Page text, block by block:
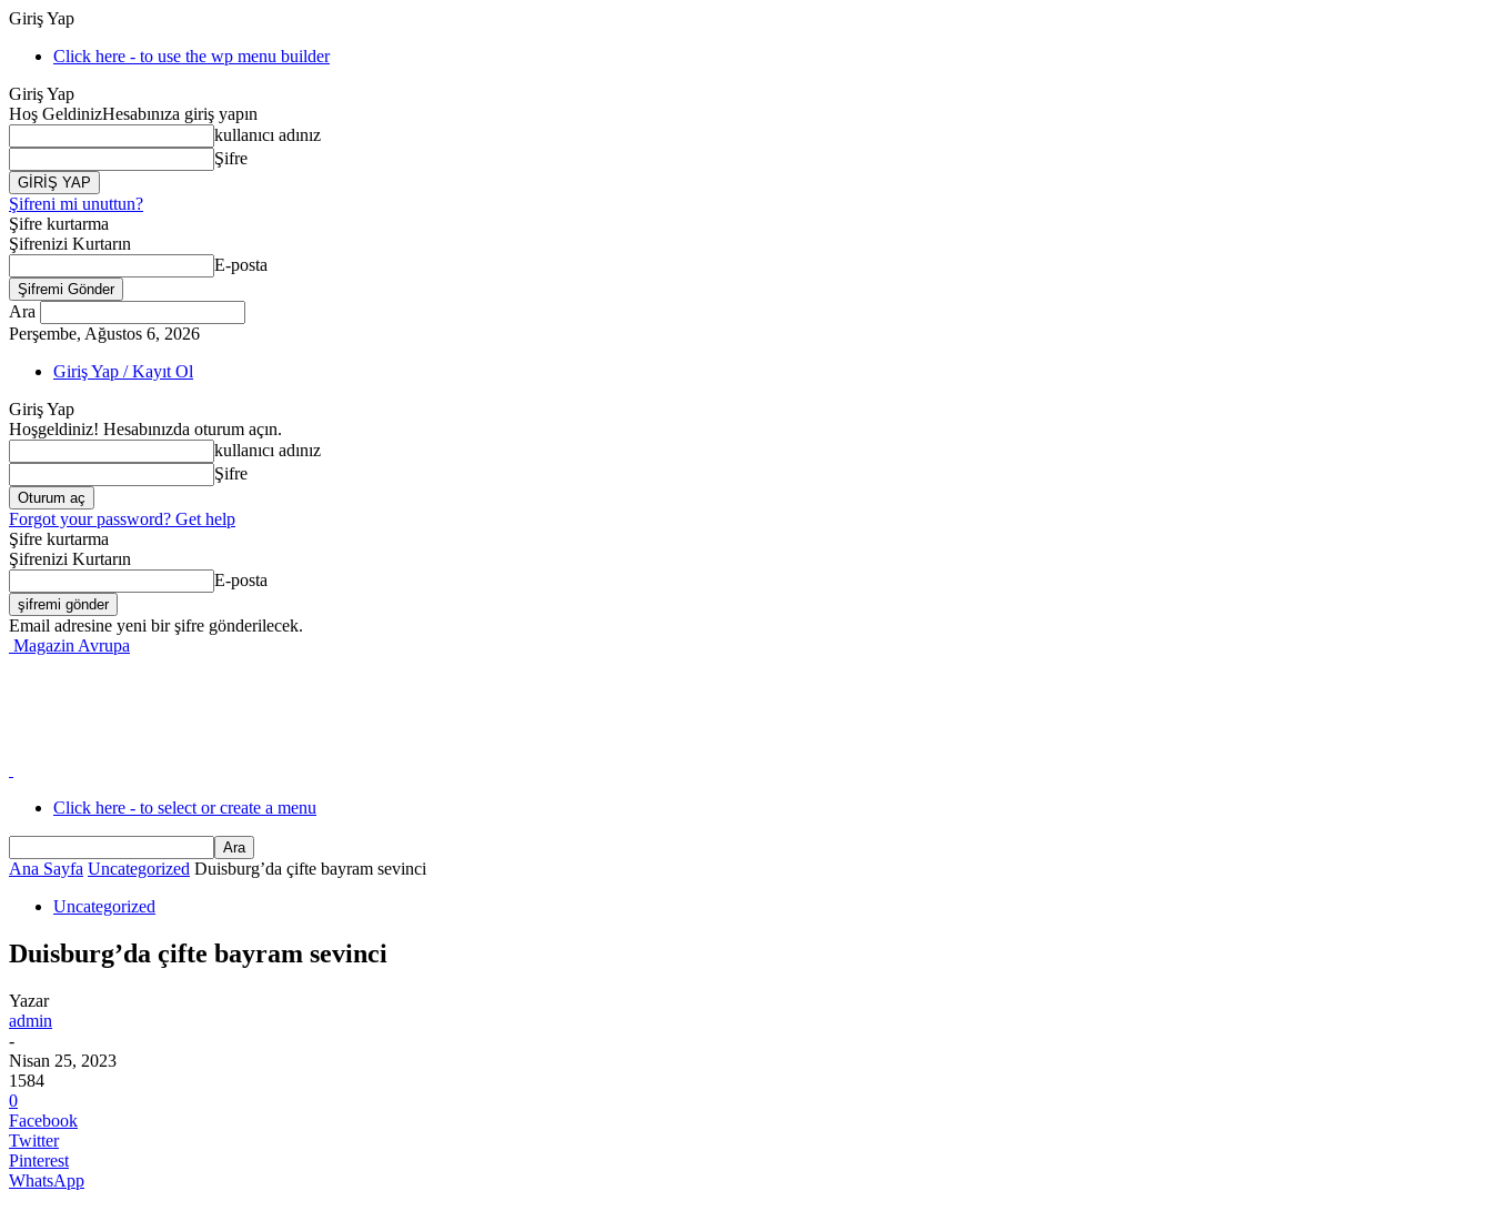
Giriş Yap
Click here - to use the wp menu builder
Giriş Yap
Hoş GeldinizHesabınıza giriş yapın
kullanıcı adınız
Şifre
Şifreni mi unuttun?
Şifre kurtarma
Şifrenizi Kurtarın
E-posta
Ara
Perşembe, Ağustos 6, 2026
Giriş Yap / Kayıt Ol
Giriş Yap
Hoşgeldiniz! Hesabınızda oturum açın.
kullanıcı adınız
Şifre
Forgot your password? Get help
Şifre kurtarma
Şifrenizi Kurtarın
E-posta
Email adresine yeni bir şifre gönderilecek.
Magazin Avrupa
Click here - to select or create a menu
Ana Sayfa Uncategorized Duisburg’da çifte bayram sevinci
Uncategorized
Duisburg’da çifte bayram sevinci
Yazar
admin
-
Nisan 25, 2023
1584
0
Facebook
Twitter
Pinterest
WhatsApp